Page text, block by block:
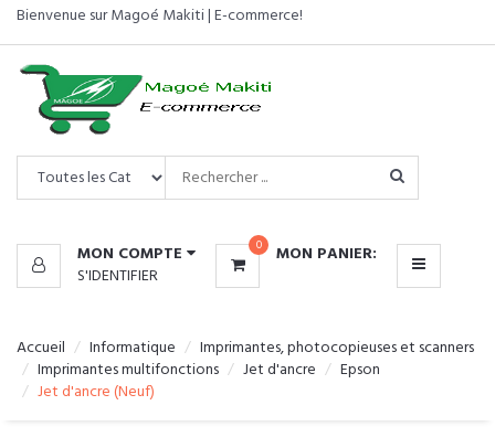
Bienvenue sur Magoé Makiti | E-commerce!
MON COMPTE
S'IDENTIFIER
0 MON PANIER:
CATÉGORIES
MENU
Accueil Informatique
Imprimantes, photocopieuses et scanners
Imprimantes multifonctions
Jet d'ancre
Epson
Jet d'ancre (Neuf)